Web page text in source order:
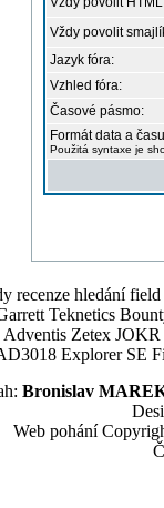
Vždy povolit
Jazyk fóra:
Vzhled fóra:
Časové pásmo:
Formát data a
Použitá syntaxe je
recenze hledání
Teknetics
Zetex JOKR
Explorer SE
Bronislav
Web pohání